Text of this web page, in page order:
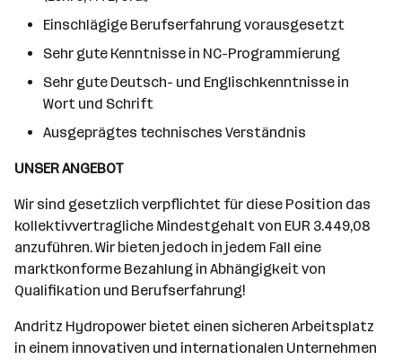
Einschlägige Berufserfahrung vorausgesetzt
Sehr gute Kenntnisse in NC-Programmierung
Sehr gute Deutsch- und Englischkenntnisse in
Wort und Schrift
Ausgeprägtes technisches Verständnis
UNSER ANGEBOT
Wir sind gesetzlich verpflichtet für diese Position das
kollektivvertragliche Mindestgehalt von EUR 3.449,08
anzuführen. Wir bieten jedoch in jedem Fall eine
marktkonforme Bezahlung in Abhängigkeit von
Qualifikation und Berufserfahrung!
Andritz Hydropower bietet einen sicheren Arbeitsplatz
in einem innovativen und internationalen Unternehmen